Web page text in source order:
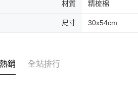
材質 精梳棉
尺寸 30x54cm
銷 全站排行